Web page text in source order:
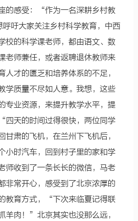
的感受：“作为一名深耕乡村教
吁大家关注乡村科学教育，中西
校的科学课老师，都由语文、数
老师兼任，或者返聘退休教师来
人才的匮乏和培养体系的不足，
学质量不尽如人意。我想，这些
专业资源，来提升教学水平，提
四天的时间过得很快，两位同学
甘肃的飞机，在兰州下飞机后，
小时汽车，回到村子里的家和学
师收到了一条长长的微信，马老
非常开心，感受到了北京浓厚的
教育方式，“下次来临夏记得联
羊肉！”北京其实也没那么远，